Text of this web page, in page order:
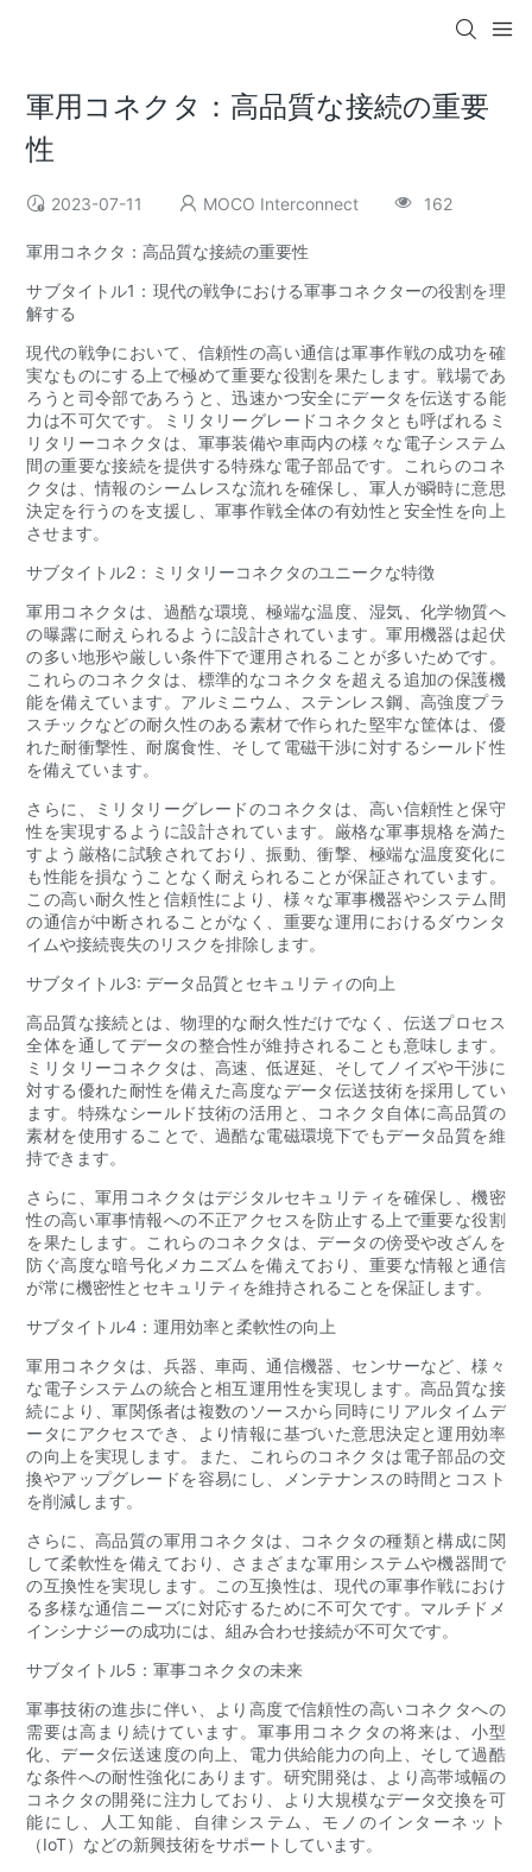
軍用コネクタ：高品質な接続の重要
性
2023-07-11 MOCO Interconnect 162
軍用コネクタ：高品質な接続の重要性
サブタイトル1：現代の戦争における軍事コネクターの役割を理
解する
現代の戦争において、信頼性の高い通信は軍事作戦の成功を確
実なものにする上で極めて重要な役割を果たします。戦場であ
ろうと司令部であろうと、迅速かつ安全にデータを伝送する能
力は不可欠です。ミリタリーグレードコネクタとも呼ばれるミ
リタリーコネクタは、軍事装備や車両内の様々な電子システム
間の重要な接続を提供する特殊な電子部品です。これらのコネ
クタは、情報のシームレスな流れを確保し、軍人が瞬時に意思
決定を行うのを支援し、軍事作戦全体の有効性と安全性を向上
させます。
サブタイトル2：ミリタリーコネクタのユニークな特徴
軍用コネクタは、過酷な環境、極端な温度、湿気、化学物質へ
の曝露に耐えられるように設計されています。軍用機器は起伏
の多い地形や厳しい条件下で運用されることが多いためです。
これらのコネクタは、標準的なコネクタを超える追加の保護機
能を備えています。アルミニウム、ステンレス鋼、高強度プラ
スチックなどの耐久性のある素材で作られた堅牢な筐体は、優
れた耐衝撃性、耐腐食性、そして電磁干渉に対するシールド性
を備えています。
さらに、ミリタリーグレードのコネクタは、高い信頼性と保守
性を実現するように設計されています。厳格な軍事規格を満た
すよう厳格に試験されており、振動、衝撃、極端な温度変化に
も性能を損なうことなく耐えられることが保証されています。
この高い耐久性と信頼性により、様々な軍事機器やシステム間
の通信が中断されることがなく、重要な運用におけるダウンタ
イムや接続喪失のリスクを排除します。
サブタイトル3: データ品質とセキュリティの向上
高品質な接続とは、物理的な耐久性だけでなく、伝送プロセス
全体を通してデータの整合性が維持されることも意味します。
ミリタリーコネクタは、高速、低遅延、そしてノイズや干渉に
対する優れた耐性を備えた高度なデータ伝送技術を採用してい
ます。特殊なシールド技術の活用と、コネクタ自体に高品質の
素材を使用することで、過酷な電磁環境下でもデータ品質を維
持できます。
さらに、軍用コネクタはデジタルセキュリティを確保し、機密
性の高い軍事情報への不正アクセスを防止する上で重要な役割
を果たします。これらのコネクタは、データの傍受や改ざんを
防ぐ高度な暗号化メカニズムを備えており、重要な情報と通信
が常に機密性とセキュリティを維持されることを保証します。
サブタイトル4：運用効率と柔軟性の向上
軍用コネクタは、兵器、車両、通信機器、センサーなど、様々
な電子システムの統合と相互運用性を実現します。高品質な接
続により、軍関係者は複数のソースから同時にリアルタイムデ
ータにアクセスでき、より情報に基づいた意思決定と運用効率
の向上を実現します。また、これらのコネクタは電子部品の交
換やアップグレードを容易にし、メンテナンスの時間とコスト
を削減します。
さらに、高品質の軍用コネクタは、コネクタの種類と構成に関
して柔軟性を備えており、さまざまな軍用システムや機器間で
の互換性を実現します。この互換性は、現代の軍事作戦におけ
る多様な通信ニーズに対応するために不可欠です。マルチドメ
インシナジーの成功には、組み合わせ接続が不可欠です。
サブタイトル5：軍事コネクタの未来
軍事技術の進歩に伴い、より高度で信頼性の高いコネクタへの
需要は高まり続けています。軍事用コネクタの将来は、小型
化、データ伝送速度の向上、電力供給能力の向上、そして過酷
な条件への耐性強化にあります。研究開発は、より高帯域幅の
コネクタの開発に注力しており、より大規模なデータ交換を可
能にし、人工知能、自律システム、モノのインターネット
（IoT）などの新興技術をサポートしています。